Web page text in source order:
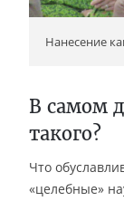
Нанесение
В самом
такого?
Что
«целебные»